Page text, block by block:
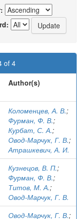
of 4
Author(s)
Коломенцев, А. В.;
Фурман, Ф. В.;
Курбат, С. А.;
Овод-Марчук, Г. В.;
Атрашкевич, А. И.
Кузнецов, В. П.;
Фурман, Ф. В.;
Титов, М. А.;
Овод-Марчук, Г. В.
Овод-Марчук, Г. В.;